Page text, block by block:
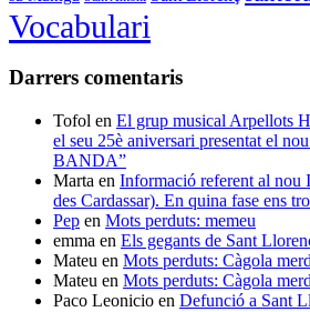
Vocabulari
Darrers comentaris
Tofol en El grup musical Arpellots
el seu 25è aniversari presentat el
BANDA”
Marta en Informació referent al nou
des Cardassar). En quina fase ens
Pep en Mots perduts: memeu
emma en Els gegants de Sant
Mateu en Mots perduts: Càgola
Mateu en Mots perduts: Càgola
Paco Leonicio en Defunció a Sant